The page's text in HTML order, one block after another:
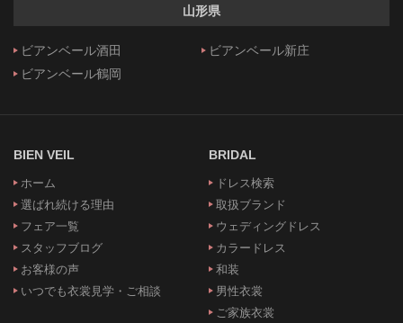
山形県
ビアンベール酒田
ビアンベール新庄
ビアンベール鶴岡
BIEN VEIL
ホーム
選ばれ続ける理由
フェア一覧
スタッフブログ
お客様の声
いつでも衣裳見学・ご相談
BRIDAL
ドレス検索
取扱ブランド
ウェディングドレス
カラードレス
和装
男性衣裳
ご家族衣裳